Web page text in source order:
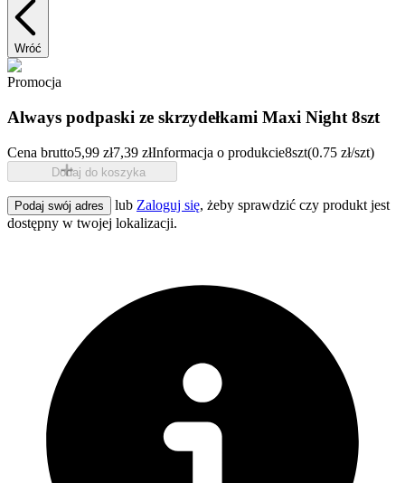
Wróć
Promocja
Always podpaski ze skrzydełkami Maxi Night 8szt
Cena brutto5,99 zł7,39 złInformacja o produkcie8szt(0.75 zł/szt)
Dodaj do koszyka
Podaj swój adres lub Zaloguj się, żeby sprawdzić czy produkt jest
dostępny w twojej lokalizacji.